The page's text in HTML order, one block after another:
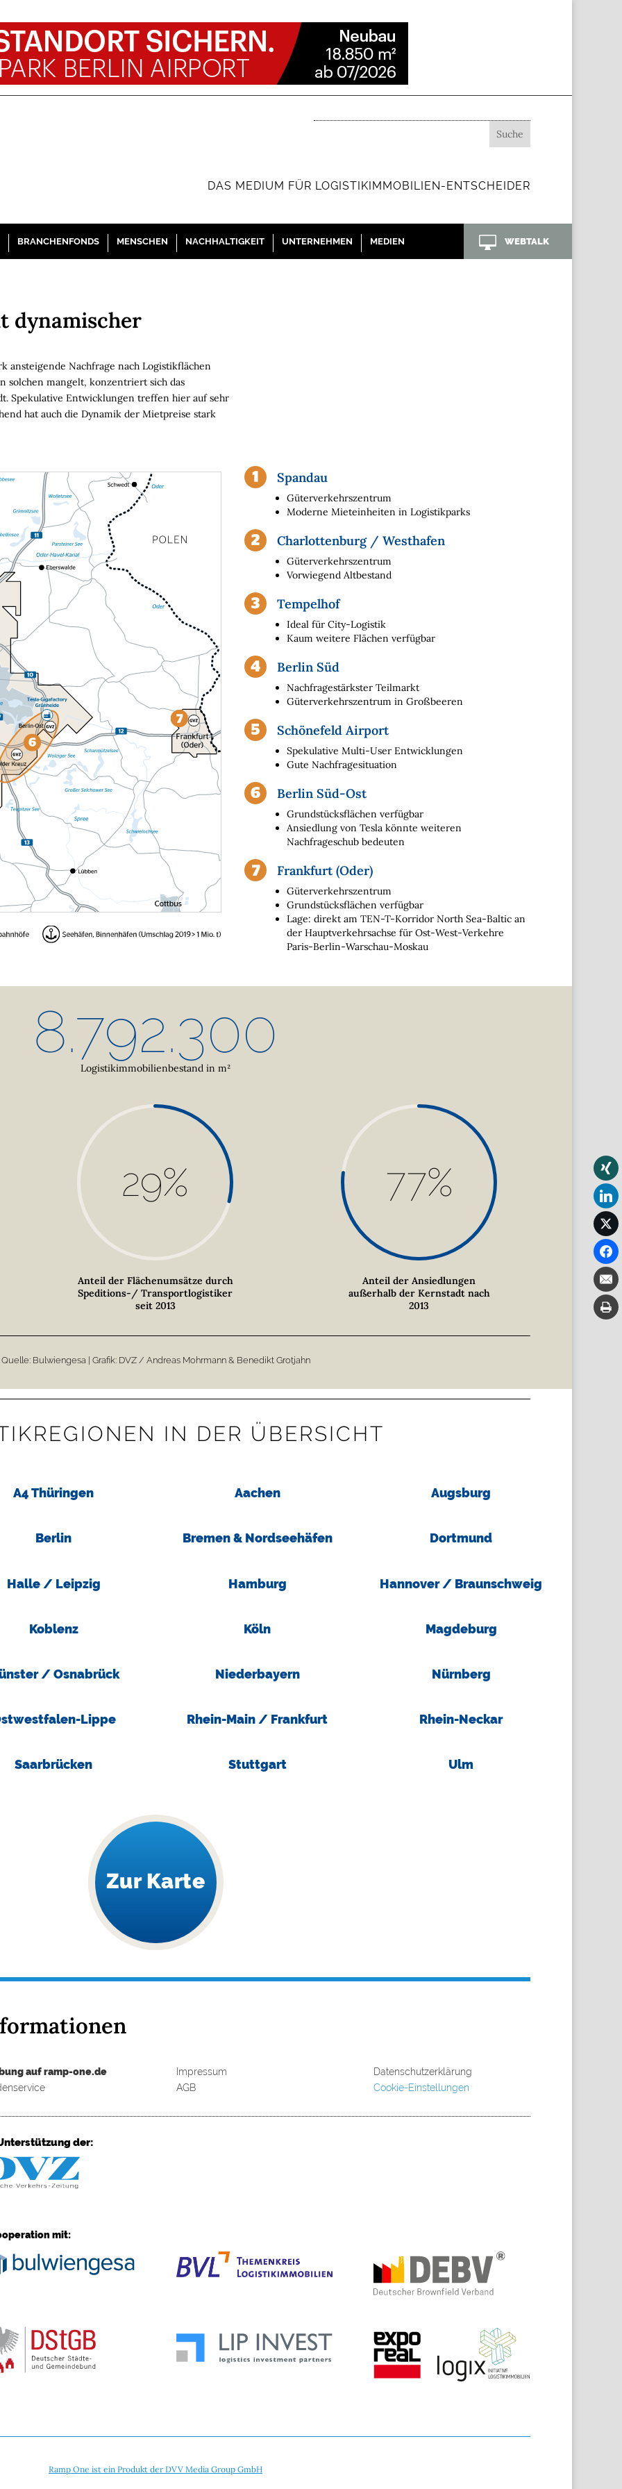
DAS MEDIUM FÜR LOGISTIKIMMOBILIEN-ENTSCHEIDER
BRANCHENFONDS MENSCHEN NACHHALTIGKEIT UNTERNEHMEN MEDIEN  WEBTALK
dynamischer
ansteigende Nachfrage nach Logistikflächen
solchen mangelt, konzentriert sich das
Spekulative Entwicklungen treffen hier auf sehr
hat auch die Dynamik der Mietpreise stark
Spandau
Güterverkehrszentrum
Moderne Mieteinheiten in Logistikparks
Charlottenburg / Westhafen
Güterverkehrszentrum
Vorwiegend Altbestand
Tempelhof
Ideal für City-Logistik
Kaum weitere Flächen verfügbar
Berlin Süd
Nachfragestärkster Teilmarkt
Güterverkehrszentrum in Großbeeren
Schönefeld Airport
Spekulative Multi-User Entwicklungen
Gute Nachfragesituation
Berlin Süd-Ost
Grundstücksflächen verfügbar
Ansiedlung von Tesla könnte weiteren
Nachfrageschub bedeuten
Frankfurt (Oder)
Güterverkehrszentrum
Grundstücksflächen verfügbar
Lage: direkt am TEN-T-Korridor North Sea-Baltic an
der Hauptverkehrsachse für Ost-West-Verkehre
Paris-Berlin-Warschau-Moskau
8.792.300
Logistikimmobilienbestand in m²
29%
Anteil der Flächenumsätze durch
Speditions-/ Transportlogistiker
seit 2013
77%
Anteil der Ansiedlungen
außerhalb der Kernstadt nach
2013
Quelle: Bulwiengesa | Grafik: DVZ / Andreas Mohrmann & Benedikt Grotjahn
IN DER ÜBERSICHT
A4 Thüringen Aachen Augsburg
Berlin Bremen & Nordseehäfen Dortmund
Halle / Leipzig Hamburg Hannover / Braunschweig
Koblenz Köln Magdeburg
/ Osnabrück Niederbayern Nürnberg
Lippe Rhein-Main / Frankfurt Rhein-Neckar
Saarbrücken Stuttgart Ulm
Zur Karte
auf ramp-one.de
Impressum
AGB
Datenschutzerklärung
Cookie-Einstellungen
der:
mit:
Ramp One ist ein Produkt der DVV Media Group GmbH